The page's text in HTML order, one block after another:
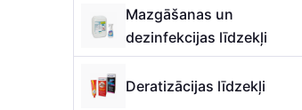
Mazgāšanas un
dezinfekcijas līdzekļi
Deratizācijas līdzekļi